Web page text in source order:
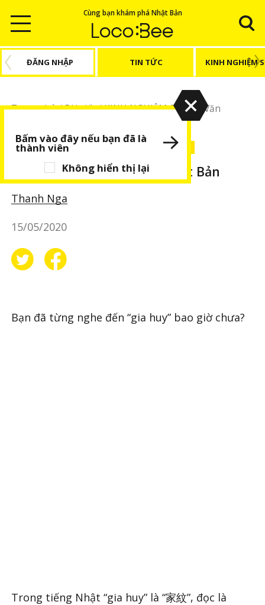
Cùng bạn khám phá Nhật Bản
ĐĂNG NHẬP TIN TỨC KINH NGHIỆM
Trang chủ/Bài viết/KINH NGHIỆM SỐNG/ Văn
Tìm hiểu về gia huy của Nhật Bản
KINH NGHIỆM SỐNG Văn hoá BÀI VIẾT NỔI BẬT
Tìm hiểu về gia huy của Nhật Bản
Thanh Nga
15/05/2020
Bạn đã từng nghe đến “gia huy” bao giờ chưa?
Trong tiếng Nhật “gia huy” là “家紋”, đọc là
Không hiển thị lại
Bấm vào đây nếu bạn đã là
thành viên